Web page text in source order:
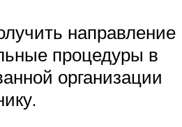
направление
процедуры в
организации